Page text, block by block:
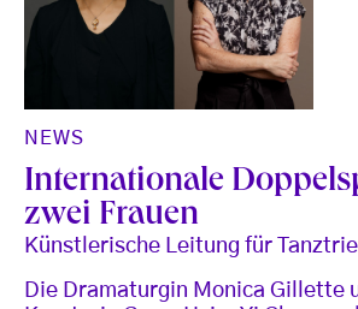
NEWS
Internationale
zwei Frauen
Künstlerische Leitung für
Die Dramaturgin Monica Gillette